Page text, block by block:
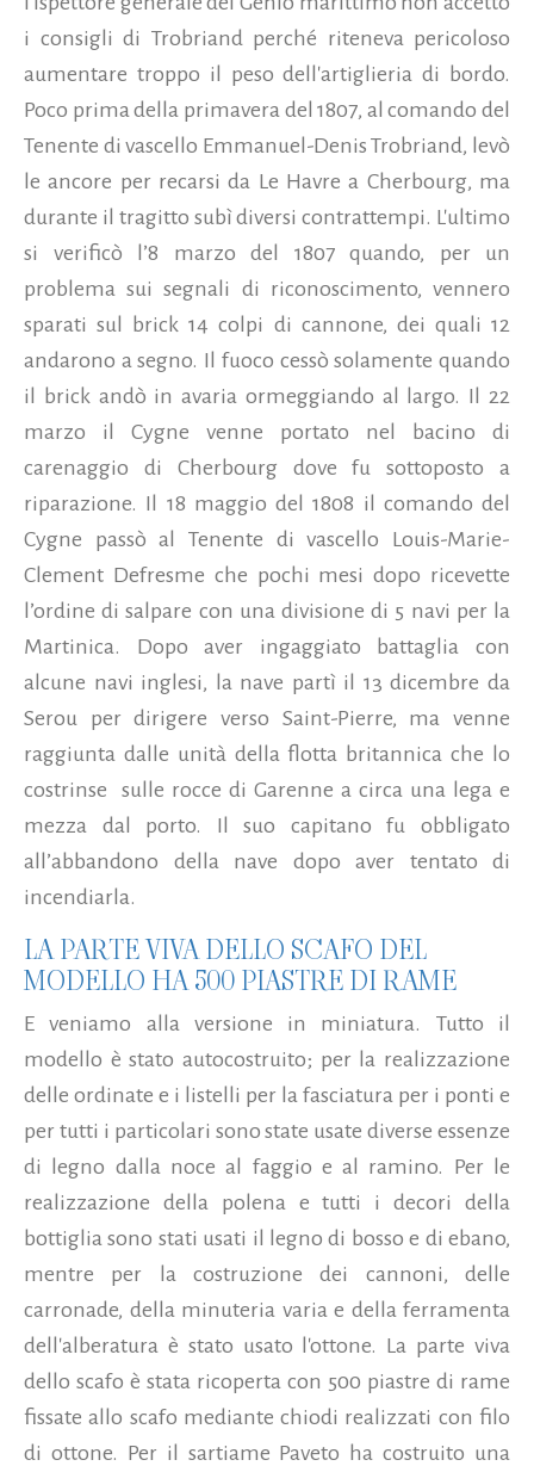
i consigli di Trobriand perché riteneva pericoloso
aumentare troppo il peso dell'artiglieria di bordo.
Poco prima della primavera del 1807, al comando del
Tenente di vascello Emmanuel-Denis Trobriand, levò
le ancore per recarsi da Le Havre a Cherbourg, ma
durante il tragitto subì diversi contrattempi. L'ultimo
si verificò l’8 marzo del 1807 quando, per un
problema sui segnali di riconoscimento, vennero
sparati sul brick 14 colpi di cannone, dei quali 12
andarono a segno. Il fuoco cessò solamente quando
il brick andò in avaria ormeggiando al largo. Il 22
marzo il Cygne venne portato nel bacino di
carenaggio di Cherbourg dove fu sottoposto a
riparazione. Il 18 maggio del 1808 il comando del
Cygne passò al Tenente di vascello Louis-Marie-
Clement Defresme che pochi mesi dopo ricevette
l’ordine di salpare con una divisione di 5 navi per la
Martinica. Dopo aver ingaggiato battaglia con
alcune navi inglesi, la nave partì il 13 dicembre da
Serou per dirigere verso Saint-Pierre, ma venne
raggiunta dalle unità della flotta britannica che lo
costrinse sulle rocce di Garenne a circa una lega e
mezza dal porto. Il suo capitano fu obbligato
all’abbandono della nave dopo aver tentato di
incendiarla.
LA PARTE VIVA DELLO SCAFO DEL
MODELLO HA 500 PIASTRE DI RAME
E veniamo alla versione in miniatura. Tutto il
modello è stato autocostruito; per la realizzazione
delle ordinate e i listelli per la fasciatura per i ponti e
per tutti i particolari sono state usate diverse essenze
di legno dalla noce al faggio e al ramino. Per le
realizzazione della polena e tutti i decori della
bottiglia sono stati usati il legno di bosso e di ebano,
mentre per la costruzione dei cannoni, delle
carronade, della minuteria varia e della ferramenta
dell'alberatura è stato usato l'ottone. La parte viva
dello scafo è stata ricoperta con 500 piastre di rame
fissate allo scafo mediante chiodi realizzati con filo
di ottone. Per il sartiame Paveto ha costruito una